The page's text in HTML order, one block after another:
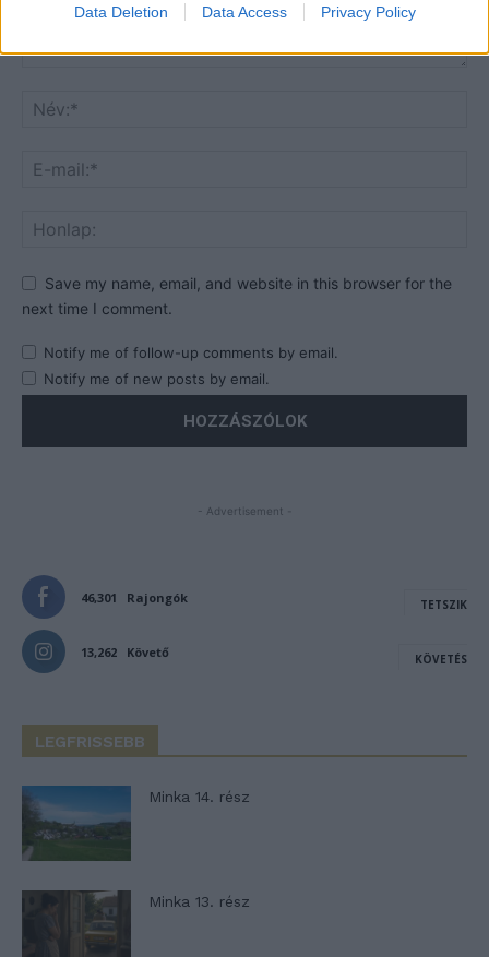
Data Deletion Data Access Privacy Policy
Save my name, email, and website in this browser for the
next time I comment.
Notify me of follow-up comments by email.
Notify me of new posts by email.
- Advertisement -
46,301 Rajongók TETSZIK
13,262 Követő KÖVETÉS
LEGFRISSEBB
Minka 14. rész
Minka 13. rész